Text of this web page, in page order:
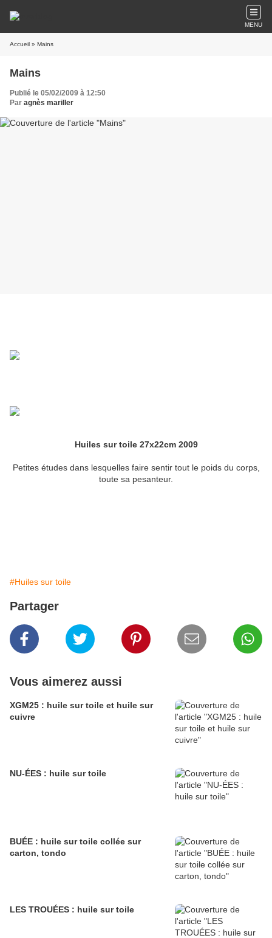
MENU
Accueil » Mains
Mains
Publié le 05/02/2009 à 12:50
Par agnès mariller
Huiles sur toile 27x22cm 2009
Petites études dans lesquelles faire sentir tout le poids du corps,
toute sa pesanteur.
#Huiles sur toile
Partager
Vous aimerez aussi
XGM25 : huile sur toile et huile sur
cuivre
NU-ÉES : huile sur toile
BUÉE : huile sur toile collée sur
carton, tondo
LES TROUÉES : huile sur toile